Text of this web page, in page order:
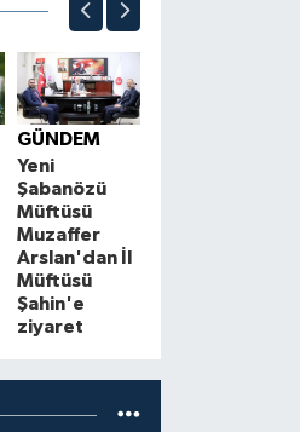
GÜNDEM
Yeni
Şabanözü
Müftüsü
Muzaffer
Arslan'dan İl
Müftüsü
Şahin'e
ziyaret